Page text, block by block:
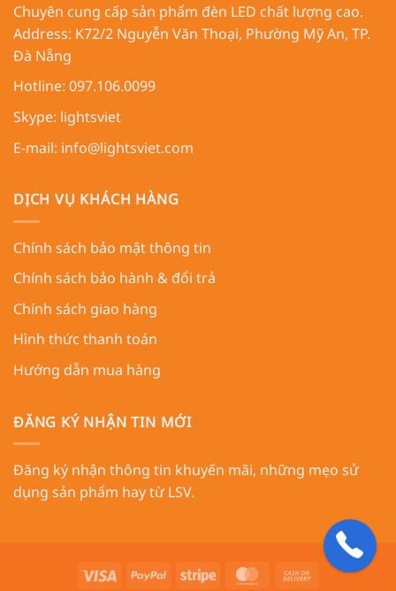
Chuyên cung cấp sản phẩm đèn LED chất lượng cao.
Address: K72/2 Nguyễn Văn Thoại, Phường Mỹ An, TP.
Đà Nẵng
Hotline: 097.106.0099
Skype: lightsviet
E-mail: info@lightsviet.com
DỊCH VỤ KHÁCH HÀNG
Chính sách bảo mật thông tin
Chính sách bảo hành & đổi trả
Chính sách giao hàng
Hình thức thanh toán
Hướng dẫn mua hàng
ĐĂNG KÝ NHẬN TIN MỚI
Đăng ký nhận thông tin khuyến mãi, những mẹo sử
dụng sản phẩm hay từ LSV.